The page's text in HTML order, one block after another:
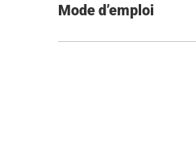
Mode d’emploi